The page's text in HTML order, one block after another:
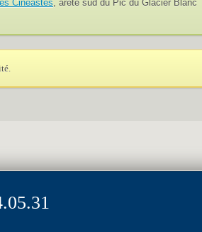
Cinéastes, arête sud du Pic du Glacier Blanc